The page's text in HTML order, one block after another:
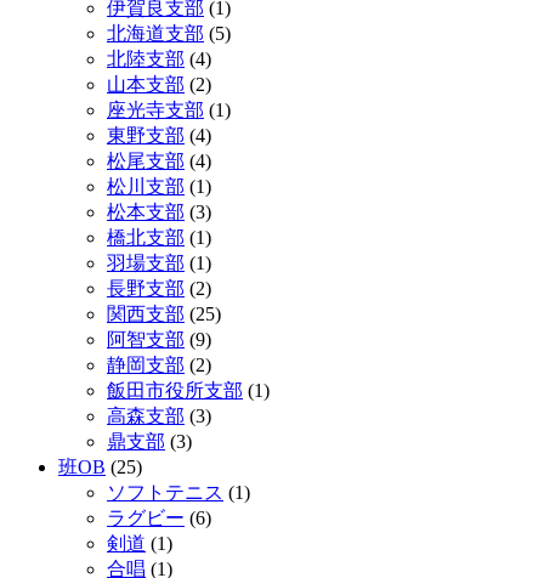
伊賀良支部 (1)
北海道支部 (5)
北陸支部 (4)
山本支部 (2)
座光寺支部 (1)
東野支部 (4)
松尾支部 (4)
松川支部 (1)
松本支部 (3)
橋北支部 (1)
羽場支部 (1)
長野支部 (2)
関西支部 (25)
阿智支部 (9)
静岡支部 (2)
飯田市役所支部 (1)
高森支部 (3)
鼎支部 (3)
班OB (25)
ソフトテニス (1)
ラグビー (6)
剣道 (1)
合唱 (1)